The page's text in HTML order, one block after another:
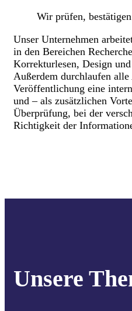
Wir prüfen,
Unser Unternehmen
in den Bereichen
Korrekturlesen, Design
Außerdem durchlaufen
Veröffentlichung eine
und – als zusätzlichen
Überprüfung, bei der
Richtigkeit der
Unsere